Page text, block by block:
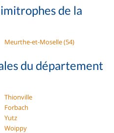
de la
Meurthe-et-Moselle (54)
du département
Thionville
Forbach
Yutz
Woippy